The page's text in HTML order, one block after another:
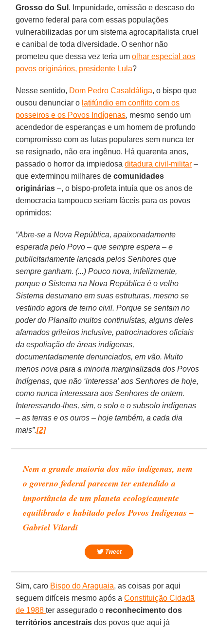
Grosso do Sul . Impunidade, omissão e descaso do
governo federal para com essas populações
vulnerabilizadas por um sistema agrocapitalista cruel
e canibal de toda diversidade. O senhor não
prometeu que dessa vez teria umolhar especial aos
povos originários, presidente Lula?
Nesse sentido, Dom Pedro Casaldáliga, o bispo que
ousou denunciar o latifúndio em conflito com os
posseiros e os Povos Indígenas, mesmo sendo um
acendedor de esperanças e um homem de profundo
compromisso com as lutas populares sem nunca ter
se resignado, não era ingênuo. Há quarenta anos,
passado o horror da impiedosaditadura civil-militar –
que exterminou milhares decomunidades
originárias –, o bispo-profeta intuía que os anos de
democracia tampouco seriam fáceis para os povos
oprimidos:
“Abre-se a Nova República, apaixonadamente
esperada pelo Povo – que sempre espera – e
publicitariamente lançada pelos Senhores que
sempre ganham. (...) Pouco nova, infelizmente,
porque o Sistema na Nova República é o velho
Sistema desumano em suas estruturas, mesmo se
vestindo agora de terno civil. Porque se sentam no
poder do Planalto muitos continuístas, alguns deles
afamados grileiros inclusive, patrocinadores oficiais
da espoliação de áreas indígenas,
documentadamente denunciados, em vão. Muito
menos nova para a minoria marginalizada dos Povos
Indígenas, que não ‘interessa’ aos Senhores de hoje,
como nunca interessara aos Senhores de ontem.
Interessando-lhes, sim, o solo e o subsolo indígenas
– as terras e os ouros – hoje também, a cada dia
mais”.[2]
Nem a grande maioria dos não indígenas, nem
o governo federal parecem ter entendido a
importância de um planeta ecologicamente
equilibrado e habitado pelos Povos Indígenas –
Gabriel Vilardi
Tweet
Sim, caro Bispo do Araguaia, as coisas por aqui
seguem difíceis mesmo após aConstituição Cidadã
de 1988ter assegurado o reconhecimento dos
territórios ancestrais dos povos que aqui já